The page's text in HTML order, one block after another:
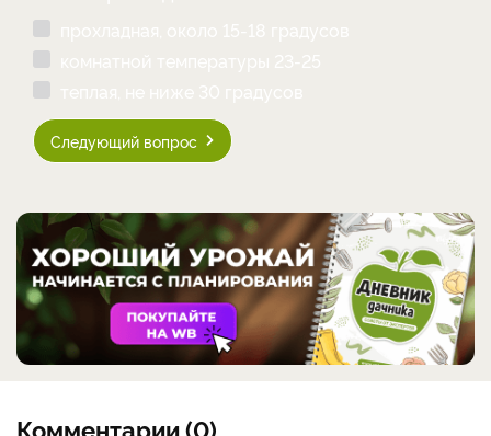
Следующий вопрос
Комментарии (0)